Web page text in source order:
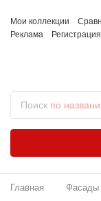
Мои коллекции
Реклама
Регистрация
Поиск по
Главная Фасады